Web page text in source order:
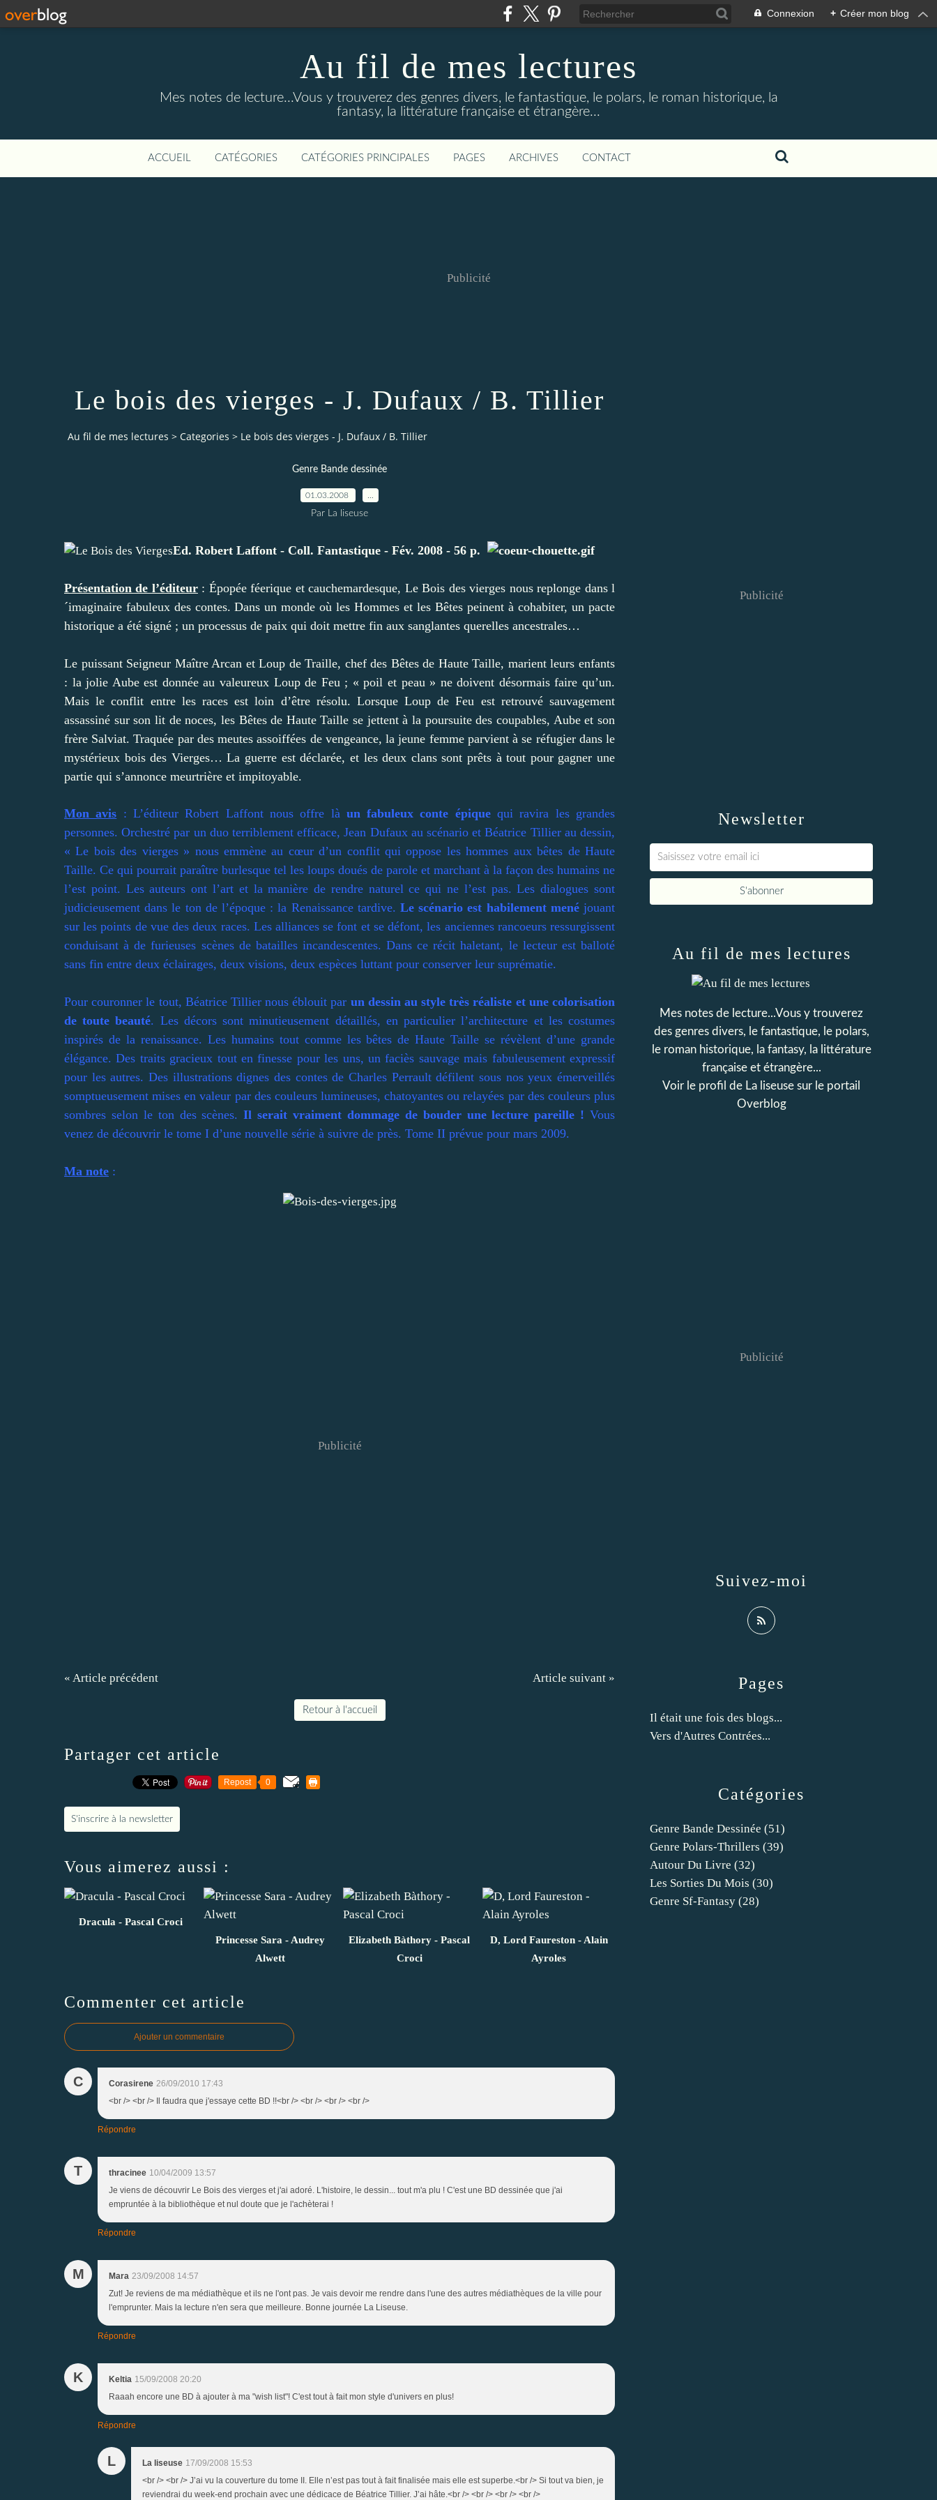
Connexion + Créer mon blog
Au fil de mes lectures
Mes notes de lecture...Vous y trouverez des genres divers, le fantastique, le polars, le roman historique, la
fantasy, la littérature française et étrangère...
ACCUEIL CATÉGORIES CATÉGORIES PRINCIPALES PAGES ARCHIVES CONTACT
Publicité
Le bois des vierges - J. Dufaux / B. Tillier
Au fil de mes lectures > Categories > Le bois des vierges - J. Dufaux / B. Tillier
Genre Bande dessinée
01.03.2008
Par La liseuse
Ed. Robert Laffont - Coll. Fantastique - Fév. 2008 - 56 p.
Présentation de l’éditeur: Épopée féerique et cauchemardesque, Le Bois des vierges nous replonge dans l
´imaginaire fabuleux des contes. Dans un monde où les Hommes et les Bêtes peinent à cohabiter, un pacte
historique a été signé ; un processus de paix qui doit mettre fin aux sanglantes querelles ancestrales…
Le puissant Seigneur Maître Arcan et Loup de Traille, chef des Bêtes de Haute Taille, marient leurs enfants
: la jolie Aube est donnée au valeureux Loup de Feu ; « poil et peau » ne doivent désormais faire qu’un.
Mais le conflit entre les races est loin d’être résolu. Lorsque Loup de Feu est retrouvé sauvagement
assassiné sur son lit de noces, les Bêtes de Haute Taille se jettent à la poursuite des coupables, Aube et son
frère Salviat. Traquée par des meutes assoiffées de vengeance, la jeune femme parvient à se réfugier dans le
mystérieux bois des Vierges… La guerre est déclarée, et les deux clans sont prêts à tout pour gagner une
partie qui s’annonce meurtrière et impitoyable.
Mon avis : L’éditeur Robert Laffont nous offre là un fabuleux conte épiquequi ravira les grandes
personnes. Orchestré par un duo terriblement efficace, Jean Dufaux au scénario et Béatrice Tillier au dessin,
« Le bois des vierges » nous emmène au cœur d’un conflit qui oppose les hommes aux bêtes de Haute
Taille. Ce qui pourrait paraître burlesque tel les loups doués de parole et marchant à la façon des humains ne
l’est point. Les auteurs ont l’art et la manière de rendre naturel ce qui ne l’est pas. Les dialogues sont
judicieusement dans le ton de l’époque : la Renaissance tardive. Le scénario est habilement menéjouant
sur les points de vue des deux races. Les alliances se font et se défont, les anciennes rancoeurs ressurgissent
conduisant à de furieuses scènes de batailles incandescentes. Dans ce récit haletant, le lecteur est balloté
sans fin entre deux éclairages, deux visions, deux espèces luttant pour conserver leur suprématie.
Pour couronner le tout, Béatrice Tillier nous éblouit par un dessin au style très réaliste et une colorisation
de toute beauté. Les décors sont minutieusement détaillés, en particulier l’architecture et les costumes
inspirés de la renaissance. Les humains tout comme les bêtes de Haute Taille se révèlent d’une grande
élégance. Des traits gracieux tout en finesse pour les uns, un faciès sauvage mais fabuleusement expressif
pour les autres. Des illustrations dignes des contes de Charles Perrault défilent sous nos yeux émerveillés
somptueusement mises en valeur par des couleurs lumineuses, chatoyantes ou relayées par des couleurs plus
sombres selon le ton des scènes.Il serait vraiment dommage de bouder une lecture pareille ! Vous
venez de découvrir le tome I d’une nouvelle série à suivre de près. Tome II prévue pour mars 2009.
Ma note :
Publicité
« Article précédent Article suivant »
Retour à l'accueil
Partager cet article
Repost 0
S'inscrire à la newsletter
Vous aimerez aussi :
Dracula - Pascal Croci
Princesse Sara - Audrey
Alwett
Elizabeth Bàthory - Pascal
Croci
D, Lord Faureston - Alain
Ayroles
Commenter cet article
Ajouter un commentaire
C Corasirene 26/09/2010 17:43
<br /> <br /> Il faudra que j'essaye cette BD !!<br /> <br /> <br /> <br />
Répondre
T thracinee 10/04/2009 13:57
Je viens de découvrir Le Bois des vierges et j'ai adoré. L'histoire, le dessin... tout m'a plu ! C'est une BD dessinée que j'ai
empruntée à la bibliothèque et nul doute que je l'achèterai !
Répondre
M Mara 23/09/2008 14:57
Zut! Je reviens de ma médiathèque et ils ne l'ont pas. Je vais devoir me rendre dans l'une des autres médiathèques de la ville pour
l'emprunter. Mais la lecture n'en sera que meilleure. Bonne journée La Liseuse.
Répondre
K Keltia 15/09/2008 20:20
Raaah encore une BD à ajouter à ma "wish list"! C'est tout à fait mon style d'univers en plus!
Répondre
L La liseuse 17/09/2008 15:53
<br /> <br /> J’ai vu la couverture du tome II. Elle n’est pas tout à fait finalisée mais elle est superbe.<br /> Si tout va bien, je
reviendrai du week-end prochain avec une dédicace de Béatrice Tillier. J’ai hâte.<br /> <br /> <br /> <br />
Newsletter
Publicité
Catégories
Genre Bande Dessinée (51)
Genre Polars-Thrillers (39)
Autour Du Livre (32)
Les Sorties Du Mois (30)
Genre Sf-Fantasy (28)
Pages
Il était une fois des blogs...
Vers d'Autres Contrées...
Au fil de mes lectures
Mes notes de lecture...Vous y trouverez
des genres divers, le fantastique, le polars,
le roman historique, la fantasy, la littérature
française et étrangère...
Voir le profil de La liseuse sur le portail
Overblog
Suivez-moi
Publicité